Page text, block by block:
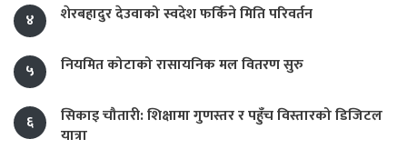
४ शेरबहादुर देउवाको स्वदेश फर्किने मिति परिवर्तन
५ नियमित कोटाको रासायनिक मल वितरण सुरु
६
सिकाइ चौतारी: शिक्षामा गुणस्तर र पहुँच विस्तारको डिजिटल
यात्रा